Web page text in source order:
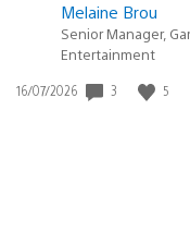
Melaine Brou
Senior Manager,
Entertainment
Data
16/07/2026 3 5